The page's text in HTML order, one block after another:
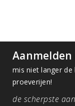
mis niet langer
proeverijen!
de scherpste